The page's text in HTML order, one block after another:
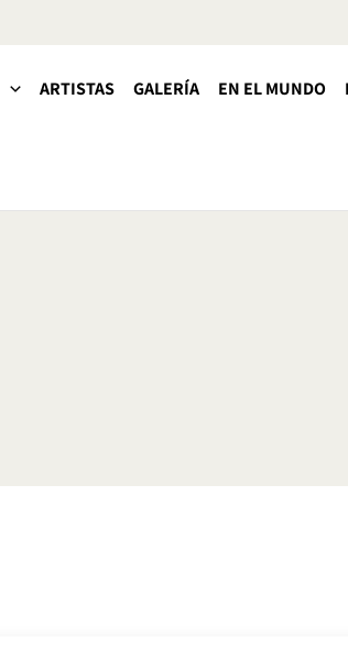
ARTISTAS GALERÍA EN EL MUNDO